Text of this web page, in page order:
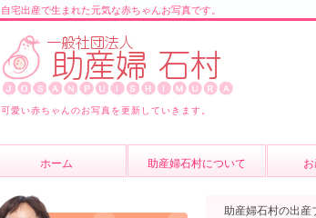
自宅出産で生まれた元気な赤ちゃんお写真です。
可愛い赤ちゃんのお写真を更新していきます。
ホーム 助産婦石村について
助産婦石村の出産